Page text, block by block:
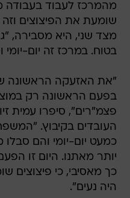
מהמרכז לעבוד בעבודה
שומעת את הפיצוצים
מצד שני, היא מסבירה,
בטוח. במרכז זה יום-יומי
"את האזעקה הראשונה
בפעם הראשונה רק
פצמ"רים", סיפרו עמית
העובדים בקיבוץ.
כמעט יום-יומי והם
יותר מאתנו. היום זו
כך מאסיבי, כי פיצוצים
היה נעים".